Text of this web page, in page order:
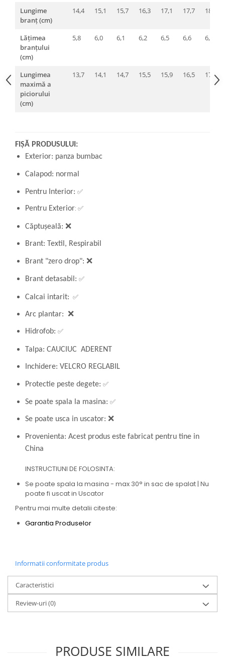
Lungime
branț (cm)
14,4 15,1 15,7 16,3 17,1 17,7 18,2
Lățimea
branțului
(cm)
5,8 6,0 6,1 6,2 6,5 6,6 6,7
Lungimea
maximă a
piciorului
(cm)
13,7 14,1 14,7 15,5 15,9 16,5 17,0
FIȘĂ PRODUSULUI:
Exterior: panza bumbac
Calapod: normal
Pentru Interior: ✅
Pentru Exterior: ✅
Căptușeală: ❌
Brant: Textil, Respirabil
Brant "zero drop": ❌
Brant detasabil: ✅
Calcai intarit: ✅
Arc plantar: ❌
Hidrofob: ✅
Talpa: CAUCIUC ADERENT
Inchidere: VELCRO REGLABIL
Protectie peste degete: ✅
Se poate spala la masina: ✅
Se poate usca in uscator: ❌
Provenienta: Acest produs este fabricat pentru tine in
China
INSTRUCTIUNI DE FOLOSINTA:
Se poate spala la masina - max 30° in sac de spalat | Nu
poate fi uscat in Uscator
Pentru mai multe detalii citeste:
Garantia Produselor
Informatii conformitate produs
Caracteristici
Review-uri(0)
PRODUSE SIMILARE